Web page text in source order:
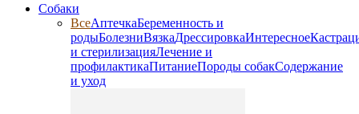
Собаки
ВсеАптечкаБеременность и
родыБолезниВязкаДрессировкаИнтересное
и стерилизацияЛечение и
профилактикаПитаниеПороды собакСодержание
и уход